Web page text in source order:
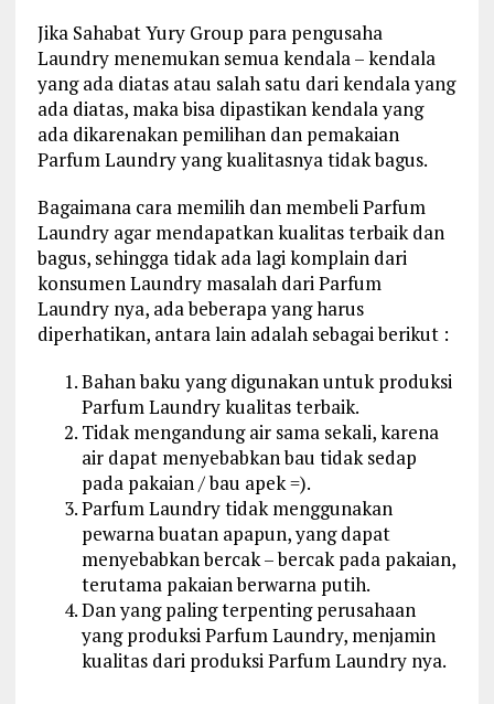
Jika Sahabat Yury Group para pengusaha
Laundry menemukan semua kendala – kendala
yang ada diatas atau salah satu dari kendala yang
ada diatas, maka bisa dipastikan kendala yang
ada dikarenakan pemilihan dan pemakaian
Parfum Laundry yang kualitasnya tidak bagus.
Bagaimana cara memilih dan membeli Parfum
Laundry agar mendapatkan kualitas terbaik dan
bagus, sehingga tidak ada lagi komplain dari
konsumen Laundry masalah dari Parfum
Laundry nya, ada beberapa yang harus
diperhatikan, antara lain adalah sebagai berikut :
Bahan baku yang digunakan untuk produksi
Parfum Laundry kualitas terbaik.
Tidak mengandung air sama sekali, karena
air dapat menyebabkan bau tidak sedap
pada pakaian / bau apek =).
Parfum Laundry tidak menggunakan
pewarna buatan apapun, yang dapat
menyebabkan bercak – bercak pada pakaian,
terutama pakaian berwarna putih.
Dan yang paling terpenting perusahaan
yang produksi Parfum Laundry, menjamin
kualitas dari produksi Parfum Laundry nya.